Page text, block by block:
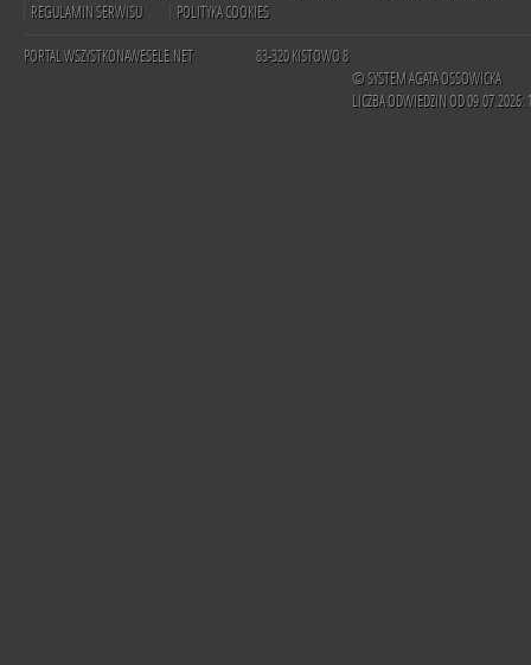
REGULAMIN SERWISU
POLITYKA COOKIES
PORTAL WSZYSTKONAWESELE.NET
83-320 KISTOWO 8
© SYSTEM AGATA OSSOWICKA
LICZBA ODWIEDZIN OD 09.07.2026: